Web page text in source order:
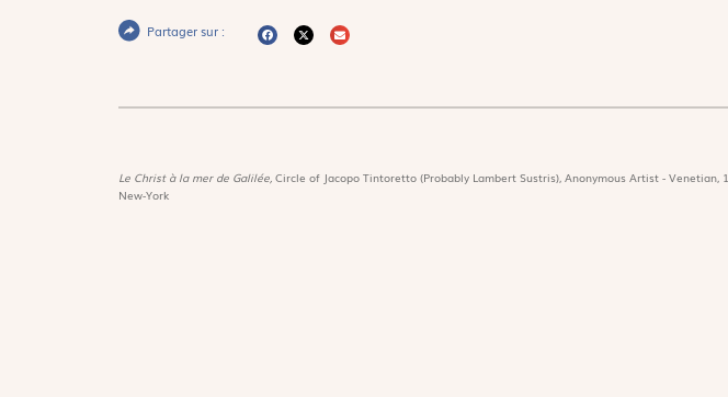
Partager sur :
Le Christ à la mer de Galilée, Circle of Jacopo Tintoretto (Probably Lambert Sustris), Anonymous Artist -
New-York